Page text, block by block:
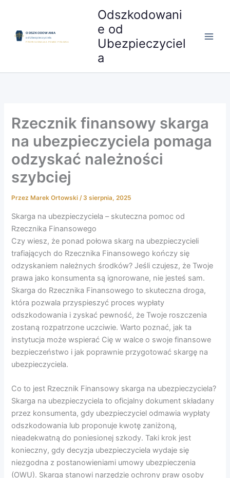
treści
Odszkodowani
e od
Ubezpieczyciel
a
Rzecznik finansowy skarga
na ubezpieczyciela pomaga
odzyskać należności
szybciej
Przez Marek Ortowski/ 3 sierpnia, 2025
Skarga na ubezpieczyciela – skuteczna pomoc od
Rzecznika Finansowego
Czy wiesz, że ponad połowa skarg na ubezpieczycieli
trafiających do Rzecznika Finansowego kończy się
odzyskaniem należnych środków? Jeśli czujesz, że Twoje
prawa jako konsumenta są ignorowane, nie jesteś sam.
Skarga do Rzecznika Finansowego to skuteczna droga,
która pozwala przyspieszyć proces wypłaty
odszkodowania i zyskać pewność, że Twoje roszczenia
zostaną rozpatrzone uczciwie. Warto poznać, jak ta
instytucja może wspierać Cię w walce o swoje finansowe
bezpieczeństwo i jak poprawnie przygotować skargę na
ubezpieczyciela.
Co to jest Rzecznik Finansowy skarga na ubezpieczyciela?
Skarga na ubezpieczyciela to oficjalny dokument składany
przez konsumenta, gdy ubezpieczyciel odmawia wypłaty
odszkodowania lub proponuje kwotę zaniżoną,
nieadekwatną do poniesionej szkody. Taki krok jest
konieczny, gdy decyzja ubezpieczyciela wydaje się
niezgodna z postanowieniami umowy ubezpieczenia
(OWU). Skarga stanowi narzędzie ochrony praw osoby